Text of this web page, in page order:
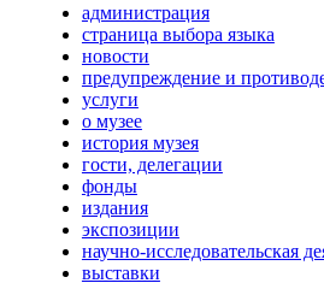
администрация
страница выбора языка
новости
предупреждение и
услуги
о музее
история музея
гости, делегации
фонды
издания
экспозиции
научно-исследовательская
выставки